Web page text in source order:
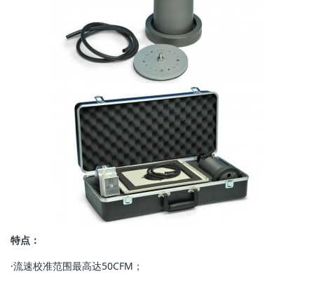
特点：
·流速校准范围最高达50CFM；